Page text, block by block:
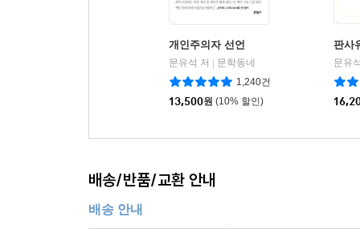
개인주의자 선언
문유석 저
문학동네
1,240건
13,500원 (10% 할인)
판사
문유
배송/반품/교환 안내
배송 안내